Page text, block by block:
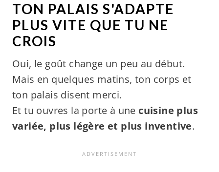
TON PALAIS S'ADAPTE
PLUS VITE QUE TU NE
CROIS
Oui, le goût change un peu au début.
Mais en quelques matins, ton corps et
ton palais disent merci.
Et tu ouvres la porte à une cuisine plus
variée, plus légère et plus inventive.